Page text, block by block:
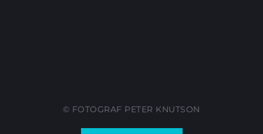
© FOTOGRAF PETER KNUTSON